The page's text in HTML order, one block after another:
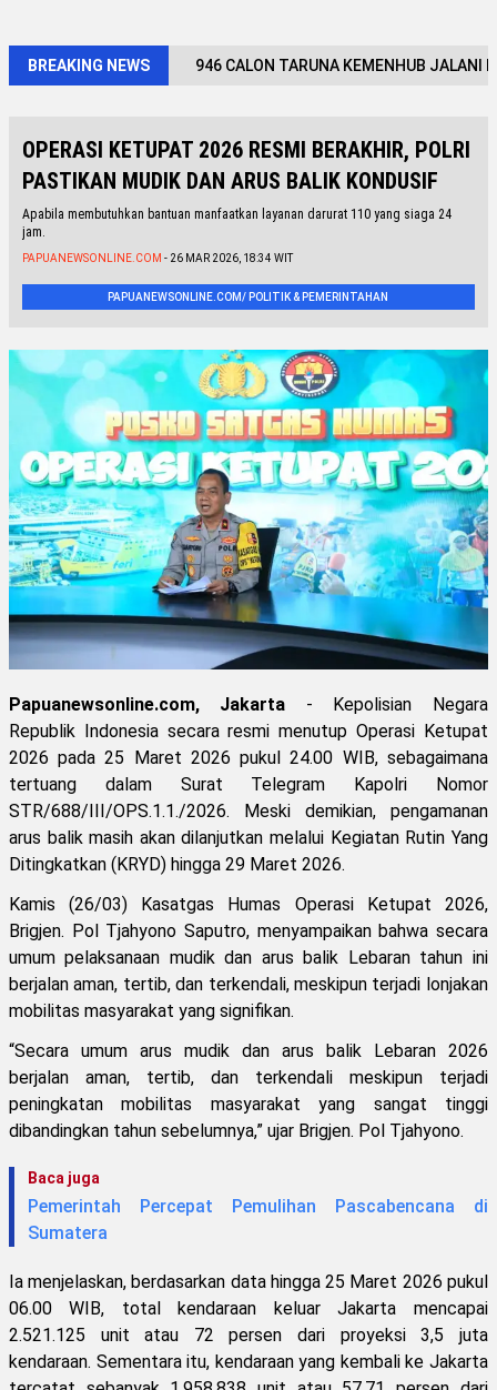
BREAKING NEWS 946 CALON TARUNA KEMENHUB JALANI
OPERASI KETUPAT 2026 RESMI BERAKHIR, POLRI
PASTIKAN MUDIK DAN ARUS BALIK KONDUSIF
Apabila membutuhkan bantuan manfaatkan layanan darurat 110 yang siaga 24
jam.
PAPUANEWSONLINE.COM - 26 MAR 2026, 18:34 WIT
PAPUANEWSONLINE.COM/ POLITIK & PEMERINTAHAN
Papuanewsonline.com, Jakarta - Kepolisian Negara
Republik Indonesia secara resmi menutup Operasi Ketupat
2026 pada 25 Maret 2026 pukul 24.00 WIB, sebagaimana
tertuang dalam Surat Telegram Kapolri Nomor
STR/688/III/OPS.1.1./2026. Meski demikian, pengamanan
arus balik masih akan dilanjutkan melalui Kegiatan Rutin Yang
Ditingkatkan (KRYD) hingga 29 Maret 2026.
Kamis (26/03) Kasatgas Humas Operasi Ketupat 2026,
Brigjen. Pol Tjahyono Saputro, menyampaikan bahwa secara
umum pelaksanaan mudik dan arus balik Lebaran tahun ini
berjalan aman, tertib, dan terkendali, meskipun terjadi lonjakan
mobilitas masyarakat yang signifikan.
“Secara umum arus mudik dan arus balik Lebaran 2026
berjalan aman, tertib, dan terkendali meskipun terjadi
peningkatan mobilitas masyarakat yang sangat tinggi
dibandingkan tahun sebelumnya,” ujar Brigjen. Pol Tjahyono.
Baca juga
Pemerintah Percepat Pemulihan Pascabencana di
Sumatera
Ia menjelaskan, berdasarkan data hingga 25 Maret 2026 pukul
06.00 WIB, total kendaraan keluar Jakarta mencapai
2.521.125 unit atau 72 persen dari proyeksi 3,5 juta
kendaraan. Sementara itu, kendaraan yang kembali ke Jakarta